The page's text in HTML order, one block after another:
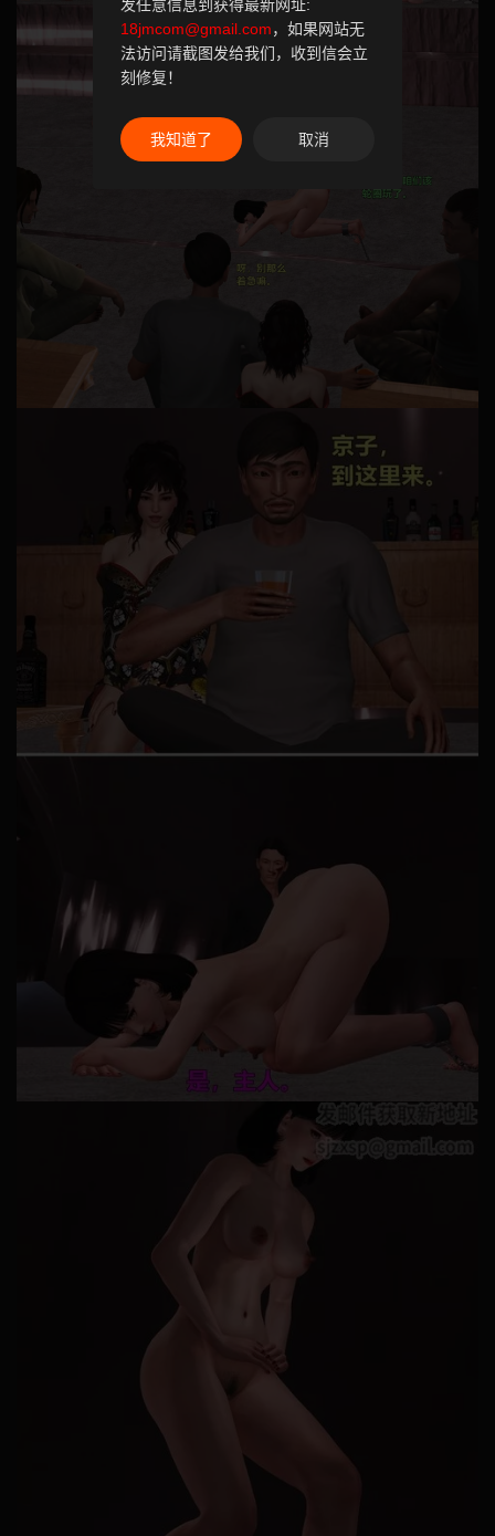
发任意信息到获得最新网址:
18jmcom@gmail.com，如果网站无
法访问请截图发给我们，收到信会立
刻修复！
我知道了 取消